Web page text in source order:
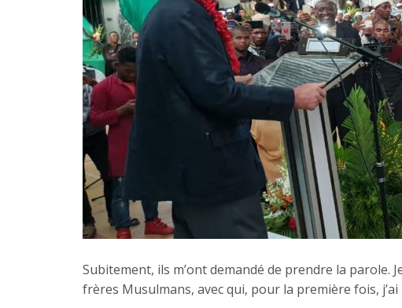
Subitement, ils m’ont demandé de prendre la parole.
frères Musulmans, avec qui, pour la première fois,